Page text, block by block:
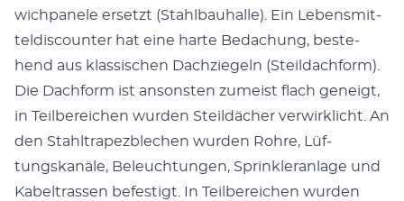
wich­pan­ele erset­zt (Stahlbauhalle). Ein Lebens­mit­
teld­is­counter hat eine harte Bedachung, beste­
hend aus klas­sis­chen Dachziegeln (Steil­dachform).
Die Dachform ist anson­sten zumeist flach geneigt,
in Teil­bere­ichen wur­den Steildäch­er ver­wirk­licht. An
den Stahltrapezblechen wur­den Rohre, Lüf­
tungskanäle, Beleuch­tun­gen, Sprin­kler­an­lage und
Kabel­trassen befes­tigt. In Teil­bere­ichen wur­den